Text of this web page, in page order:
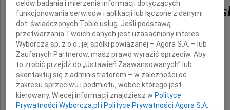
inż. Gustaw
O czym zawiadamia pogrążona w smutku
żona z córka, zięciem i wnuczkiem
Msza święta zostanie odprawiona
celów badania i mierzenia informacji dotyczących
funkcjonowania serwisów i aplikacji lub łączone z danymi
dot. świadczonych Tobie usług. Jeśli podstawą
przetwarzania Twoich danych jest uzasadniony interes
Wyborcza sp. z o.o., jej spółki powiązanej – Agora S.A. – lub
Zaufanych Partnerów, masz prawo wyrazić sprzeciw. Aby
to zrobić przejdź do „Ustawień Zaawansowanych” lub
skontaktuj się z administratorem – w zależności od
zakresu sprzeciwu i podmiotu, wobec którego jest
kierowany. Więcej informacji znajdziesz wPolityce
Prywatności Wyborcza.pl iPolityce Prywatności Agora S.A.